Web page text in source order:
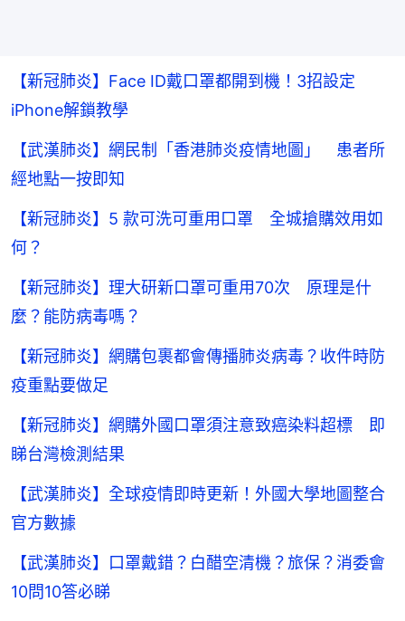
【新冠肺炎】Face ID戴口罩都開到機！3招設定
iPhone解鎖教學
【武漢肺炎】網民制「香港肺炎疫情地圖」 患者所
經地點一按即知
【新冠肺炎】5 款可洗可重用口罩 全城搶購效用如
何？
【新冠肺炎】理大研新口罩可重用70次 原理是什
麼？能防病毒嗎？
【新冠肺炎】網購包裹都會傳播肺炎病毒？收件時防
疫重點要做足
【新冠肺炎】網購外國口罩須注意致癌染料超標 即
睇台灣檢測結果
【武漢肺炎】全球疫情即時更新！外國大學地圖整合
官方數據
【武漢肺炎】口罩戴錯？白醋空清機？旅保？消委會
10問10答必睇